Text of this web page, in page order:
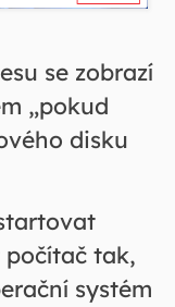
se zobrazí
„pokud
disku
tak,
systém